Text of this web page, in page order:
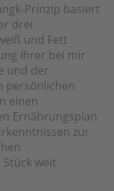
Prinzip basiert
drei
und Fett
Ihrer bei mir
und der
persönlichen
einen
Ernährungsplan
zur
weit